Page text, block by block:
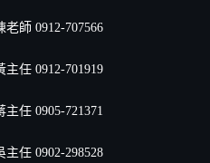
老師 0912-707566
主任 0912-701919
主任 0905-721371
主任 0902-298528